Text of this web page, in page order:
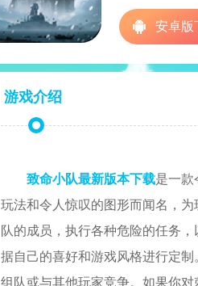
游戏介绍
致命小队最新版本下载是一款
玩法和令人惊叹的图形而闻名，
队的成员，执行各种危险的任务
据自己的喜好和游戏风格进行定
组队或与其他玩家竞争。如果你